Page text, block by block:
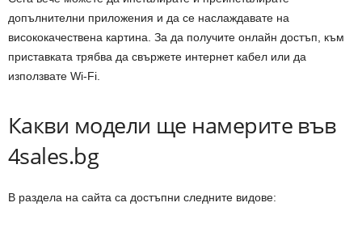
допълнителни приложения и да се наслаждавате на
висококачествена картина. За да получите онлайн достъп, към
приставката трябва да свържете интернет кабел или да
използвате Wi-Fi.
Какви модели ще намерите във
4sales.bg
В раздела на сайта са достъпни следните видове: